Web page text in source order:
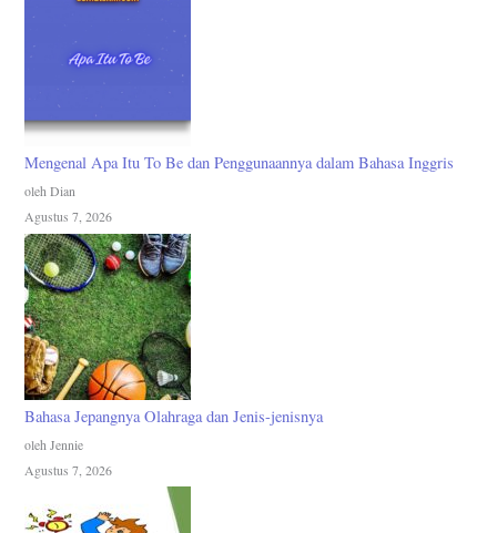
Mengenal Apa Itu To Be dan Penggunaannya dalam Bahasa Inggris
oleh Dian
Agustus 7, 2026
Bahasa Jepangnya Olahraga dan Jenis-jenisnya
oleh Jennie
Agustus 7, 2026